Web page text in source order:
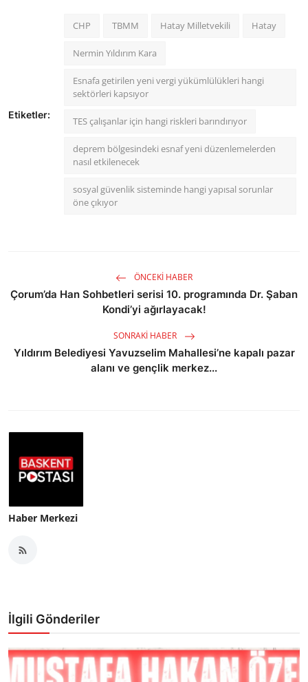
Etiketler:
CHP TBMM Hatay Milletvekili Hatay
Nermin Yıldırım Kara
Esnafa getirilen yeni vergi yükümlülükleri hangi
sektörleri kapsıyor
TES çalışanlar için hangi riskleri barındırıyor
deprem bölgesindeki esnaf yeni düzenlemelerden
nasıl etkilenecek
sosyal güvenlik sisteminde hangi yapısal sorunlar
öne çıkıyor
ÖNCEKI HABER
Çorum’da Han Sohbetleri serisi 10. programında Dr. Şaban
Kondi’yi ağırlayacak!
SONRAKI HABER
Yıldırım Belediyesi Yavuzselim Mahallesi’ne kapalı pazar
alanı ve gençlik merkez...
Haber Merkezi
İlgili Gönderiler